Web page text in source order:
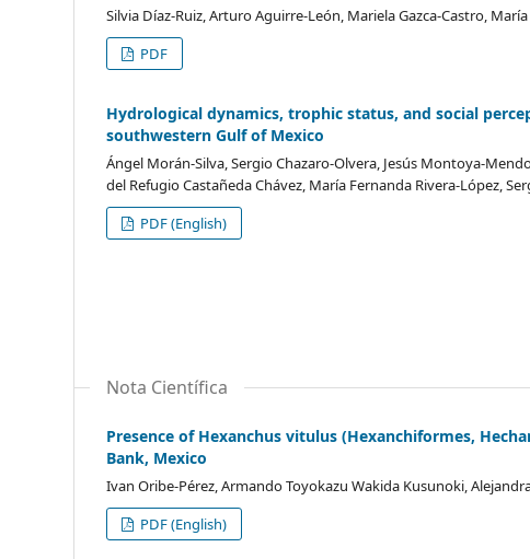
Silvia Díaz-Ruiz, Arturo Aguirre-León, Mariela Gazca-Castro,
PDF
Hydrological dynamics, trophic status, and social
southwestern Gulf of Mexico
Ángel Morán-Silva, Sergio Chazaro-Olvera, Jesús Montoya-
del Refugio Castañeda Chávez, María Fernanda Rivera-López,
PDF (English)
Nota Científica
Presence of Hexanchus vitulus (Hexanchiformes,
Bank, Mexico
Ivan Oribe-Pérez, Armando Toyokazu Wakida Kusunoki,
PDF (English)